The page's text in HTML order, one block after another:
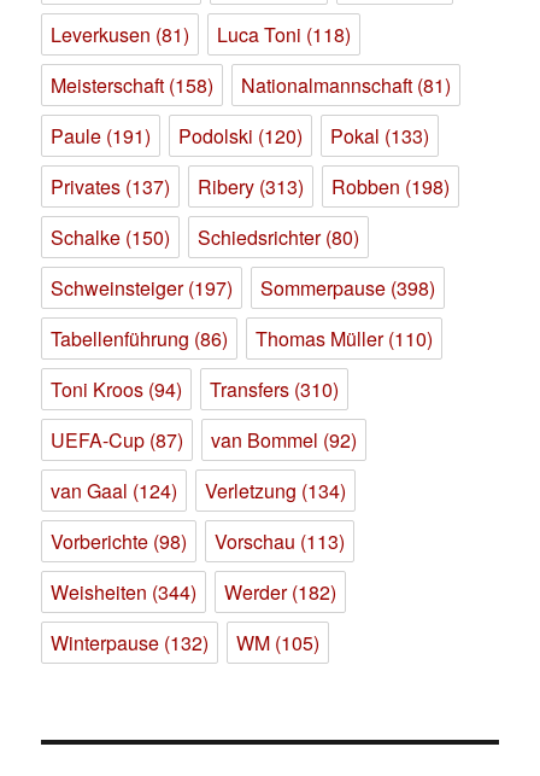
Leverkusen (81) Luca Toni (118)
Meisterschaft (158) Nationalmannschaft (81)
Paule (191) Podolski (120) Pokal (133)
Privates (137) Ribery (313) Robben (198)
Schalke (150) Schiedsrichter(80)
Schweinsteiger(197) Sommerpause (398)
Tabellenführung (86) Thomas Müller(110)
Toni Kroos (94) Transfers (310)
UEFA-Cup (87) van Bommel (92)
van Gaal (124) Verletzung (134)
Vorberichte (98) Vorschau (113)
Weisheiten (344) Werder(182)
Winterpause (132) WM (105)